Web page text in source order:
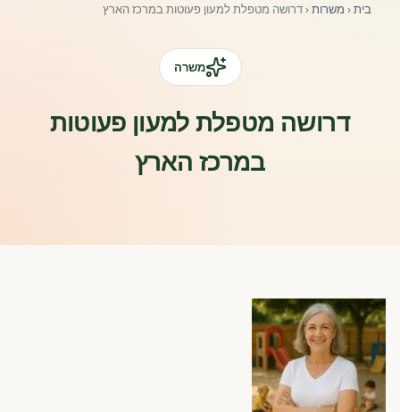
השתלמויות וקורסים לגננות ולצוותי חינוך | גיל הרך 0-6
בית‹ משרות‹דרושה מטפלת למעון פעוטות במרכז הארץ
משרה
דרושה מטפלת למעון פעוטות
במרכז הארץ